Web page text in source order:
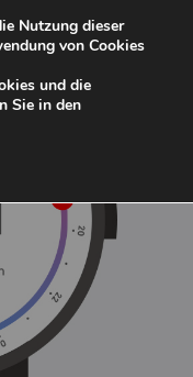
Nutzung dieser
von Cookies
und die
Sie in den